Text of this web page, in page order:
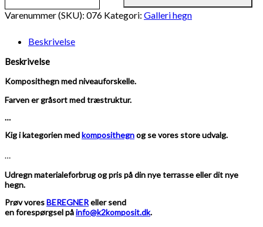
gråsort
stålstolper
og
u-
skinner
Varenummer (SKU): 076 Kategori: Galleri hegn
Beskrivelse
Beskrivelse
Komposithegn med niveauforskelle.
Farven er gråsort med træstruktur.
…
Kig i kategorien medkomposithegnog se vores store udvalg.
…
Udregn materialeforbrug og pris på din nye terrasse eller dit nye
hegn.
Prøv voresBEREGNEReller send
en forespørgsel påinfo@k2komposit.dk.